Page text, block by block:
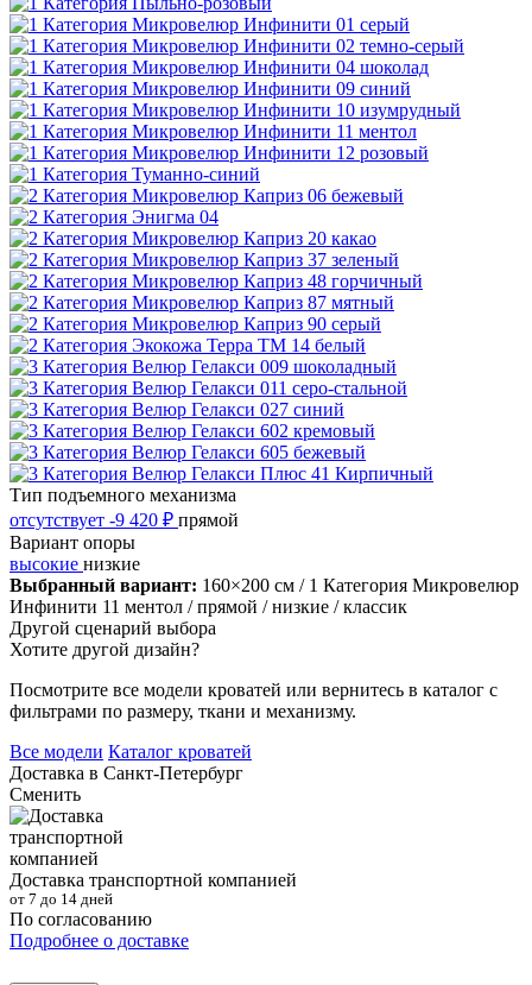
Тип подъемного механизма
отсутствует -9 420 ₽ прямой
Вариант опоры
высокие низкие
Выбранный вариант: 160×200 см / 1 Категория Микровелюр
Инфинити 11 ментол / прямой / низкие / классик
Другой сценарий выбора
Хотите другой дизайн?
Посмотрите все модели кроватей или вернитесь в каталог с
фильтрами по размеру, ткани и механизму.
Все модели Каталог кроватей
Доставка в Санкт-Петербург
Сменить
Доставка транспортной компанией
от 7 до 14 дней
По согласованию
Подробнее о доставке